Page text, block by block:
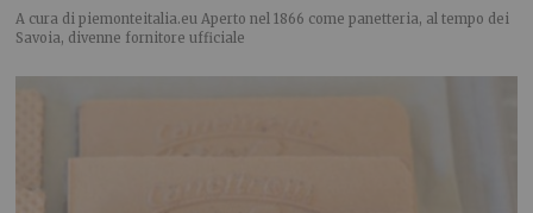
A cura di piemonteitalia.eu Aperto nel 1866 come panetteria, al tempo dei
Savoia, divenne fornitore ufficiale